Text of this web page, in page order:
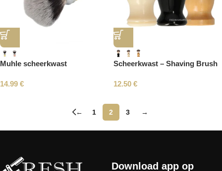
Muhle scheerkwast
14.99 €
Scheerkwast – Shaving Brush
12.50 €
← 1 2 3 →
Download app op